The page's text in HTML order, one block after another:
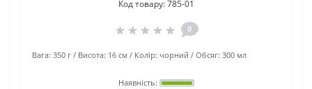
Код товару:785-01
0
Вага: 350 г Висота: 16 cм Колір: чорний Обсяг: 300 мл
Наявність: